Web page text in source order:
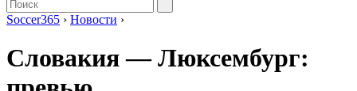
Soccer365 › Новости ›
Словакия ― Люксембург: